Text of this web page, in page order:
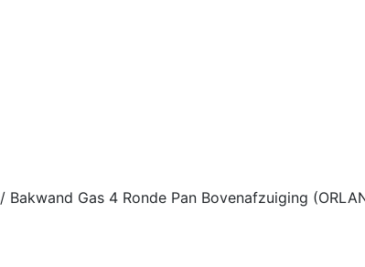
/ Bakwand Gas 4 Ronde Pan Bovenafzuiging